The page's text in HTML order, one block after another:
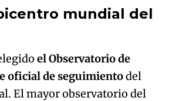
mundial del
el Observatorio de
oficial de seguimientodel
El mayor observatorio del